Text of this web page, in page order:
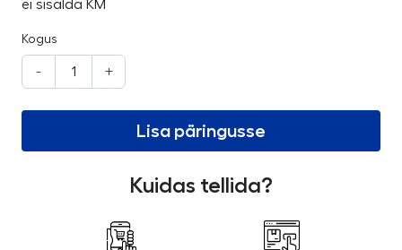
ei sisalda KM
Kogus
- +
Lisa päringusse
Kuidas tellida?